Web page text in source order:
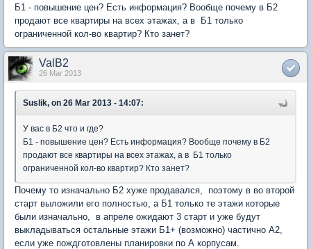
Б1 - повышение цен? Есть информация? Вообще почему в Б2
продают все квартиры на всех этажах, а в Б1 только
ограниченной кол-во квартир? Кто занет?
ValB2
26 Mar 2013
Suslik, on 26 Mar 2013 - 14:07:
У вас в Б2 что и где?
Б1 - повышение цен? Есть информация? Вообще почему в Б2
продают все квартиры на всех этажах, а в Б1 только
ограниченной кол-во квартир? Кто занет?
Почему то изначально Б2 хуже продавался, поэтому в во второй
старт выложили его полностью, а Б1 только те этажи которые
были изначально, в апреле ожидают 3 старт и уже будут
выкладываться остальные этажи Б1+ (возможно) частично А2,
если уже пождготовлены планировки по А корпусам.